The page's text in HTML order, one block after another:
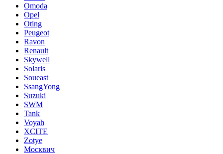
Omoda
Opel
Oting
Peugeot
Ravon
Renault
Skywell
Solaris
Soueast
SsangYong
Suzuki
SWM
Tank
Voyah
XCITE
Zotye
Москвич